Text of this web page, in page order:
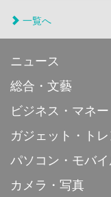
一覧へ
ニュース
総合・文藝
ビジネス・マネー
ガジェット・トレ
パソコン・モバ
カメラ・写真